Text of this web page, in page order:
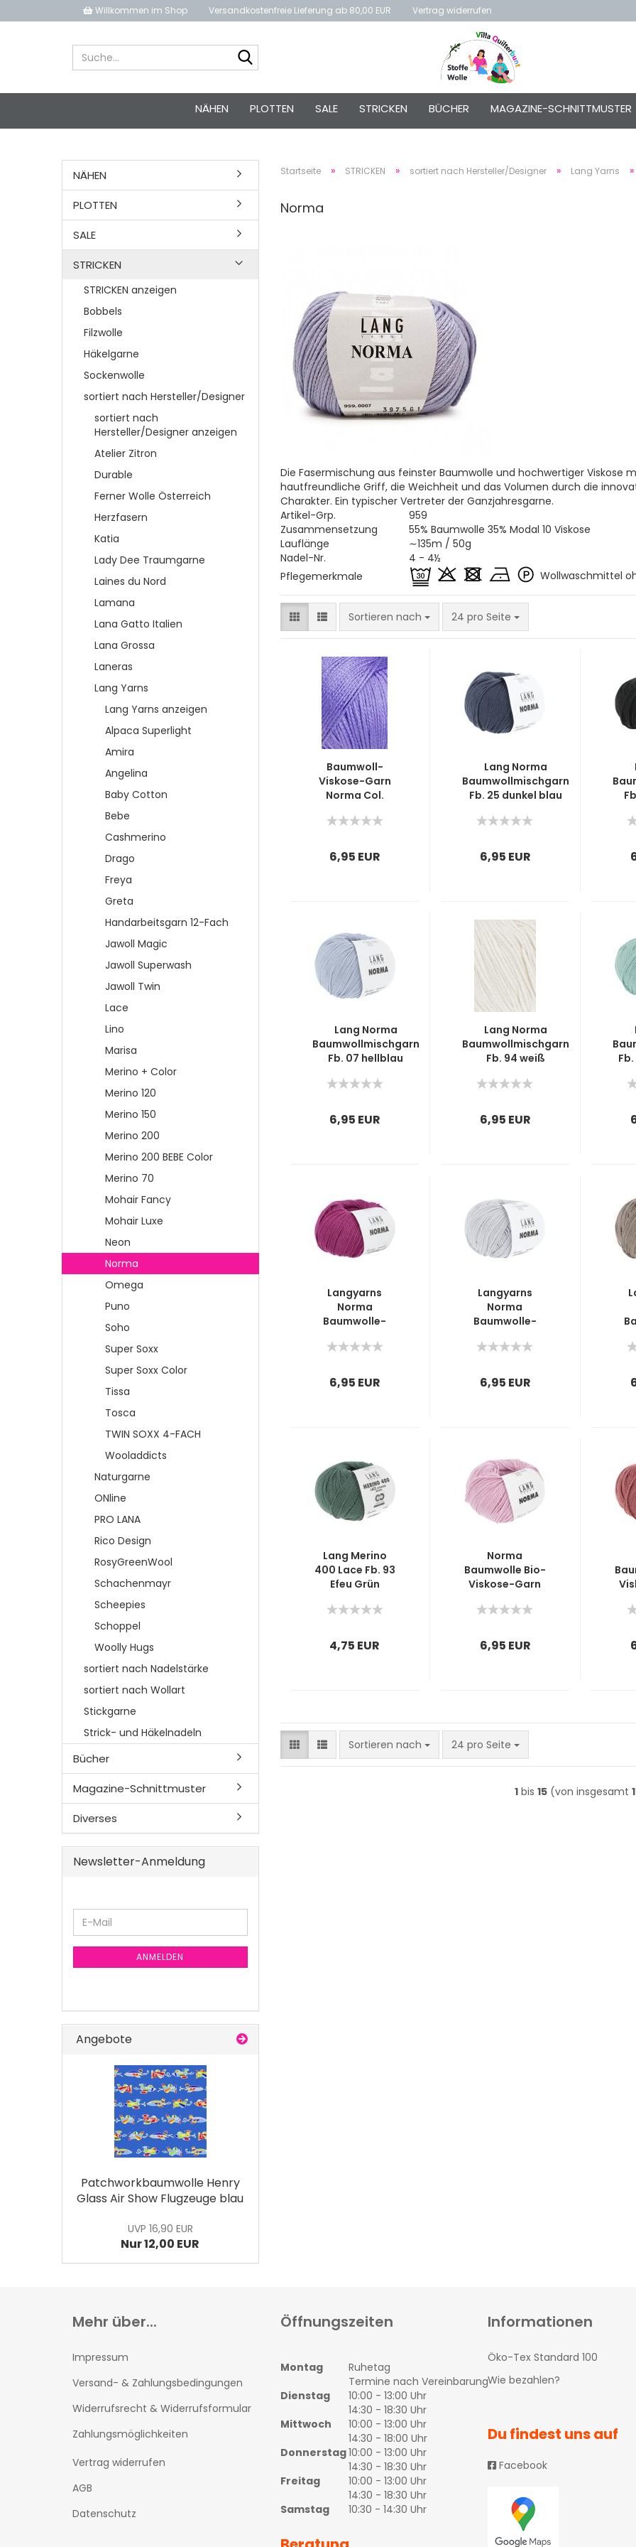
Willkommen im Shop Versandkostenfreie Lieferung ab 80,00 EUR Vertrag widerrufen
NÄHEN PLOTTEN SALE STRICKEN BÜCHER MAGAZINE-SCHNITTMUSTER
Startseite » STRICKEN » sortiert nach Hersteller/Designer » Lang Yarns »
Norma
Die Fasermischung aus feinster Baumwolle und hochwertiger Viskose
hautfreundliche Griff, die Weichheit und das Volumen durch die
Charakter. Ein typischer Vertreter der Ganzjahresgarne.
Artikel-Grp.
959
Zusammensetzung
55% Baumwolle 35% Modal 10 Viskose
Lauflänge
∼135m / 50g
Nadel-Nr.
4 - 4½
Pflegemerkmale
Wollwaschmittel
Sortieren nach
Sortieren nach 24 pro Seite
pro Seite
Baumwoll-
Viskose-Garn
Norma Col.
6,95 EUR
Lang Norma
Baumwollmischgarn
Fb. 25 dunkel blau
6,95 EUR
Lang Norma
Baumwollmischgarn
Fb. 07 hellblau
6,95 EUR
Lang Norma
Baumwollmischgarn
Fb. 94 weiß
6,95 EUR
Langyarns
Norma
Baumwolle-
66 Fuchsia
6,95 EUR
Langyarns
Norma
Baumwolle-
23 Hellgrau
6,95 EUR
Lang Merino
400 Lace Fb. 93
Efeu Grün
4,75 EUR
Norma
Baumwolle Bio-
Viskose-Garn
6,95 EUR
Sortieren nach
Sortieren nach 24 pro Seite
pro Seite
1 bis15 (von insgesamt
NÄHEN
PLOTTEN
SALE
STRICKEN
STRICKEN anzeigen
Bobbels
Filzwolle
Häkelgarne
Sockenwolle
sortiert nach Hersteller/Designer
sortiert nach
Hersteller/Designer anzeigen
Atelier Zitron
Durable
Ferner Wolle Österreich
Herzfasern
Katia
Lady Dee Traumgarne
Laines du Nord
Lamana
Lana Gatto Italien
Lana Grossa
Laneras
Lang Yarns
Lang Yarns anzeigen
Alpaca Superlight
Amira
Angelina
Baby Cotton
Bebe
Cashmerino
Drago
Freya
Greta
Handarbeitsgarn 12-Fach
Jawoll Magic
Jawoll Superwash
Jawoll Twin
Lace
Lino
Marisa
Merino + Color
Merino 120
Merino 150
Merino 200
Merino 200 BEBE Color
Merino 70
Mohair Fancy
Mohair Luxe
Neon
Norma
Omega
Puno
Soho
Super Soxx
Super Soxx Color
Tissa
Tosca
TWIN SOXX 4-FACH
Wooladdicts
Naturgarne
ONline
PRO LANA
Rico Design
RosyGreenWool
Schachenmayr
Scheepies
Schoppel
Woolly Hugs
sortiert nach Nadelstärke
sortiert nach Wollart
Stickgarne
Strick- und Häkelnadeln
Bücher
Magazine-Schnittmuster
Diverses
Newsletter-Anmeldung
E-
Mail
ANMELDEN
Angebote
Patchworkbaumwolle Henry
Glass Air Show Flugzeuge blau
UVP 16,90 EUR
Nur 12,00 EUR
Mehr über...
Impressum
Versand- & Zahlungsbedingungen
Widerrufsrecht & Widerrufsformular
Zahlungsmöglichkeiten
Vertrag widerrufen
AGB
Datenschutz
Öffnungszeiten
Montag
Ruhetag
Termine nach Vereinbarung
Dienstag
10:00 - 13:00 Uhr
14:30 - 18:30 Uhr
Mittwoch
10:00 - 13:00 Uhr
14:30 - 18:00 Uhr
Donnerstag10:00 - 13:00 Uhr
14:30 - 18:30 Uhr
Freitag
10:00 - 13:00 Uhr
14:30 - 18:30 Uhr
Samstag
10:30 - 14:30 Uhr
Informationen
Öko-Tex Standard 100
Wie bezahlen?
Du findest uns auf
Facebook